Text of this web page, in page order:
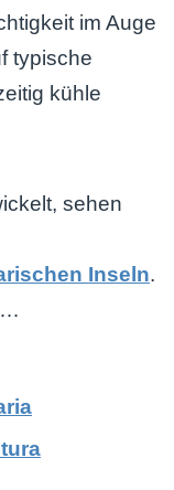
im Auge
typische
kühle
sehen
Inseln.